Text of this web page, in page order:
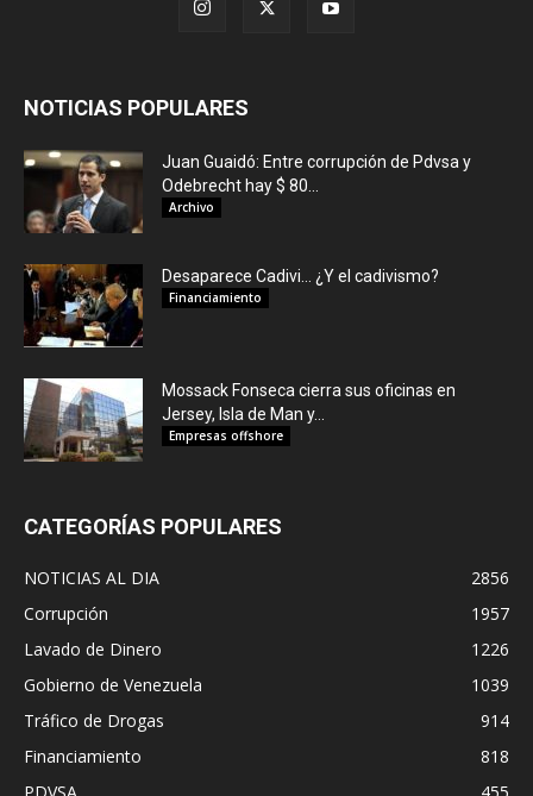
NOTICIAS POPULARES
Juan Guaidó: Entre corrupción de Pdvsa y
Odebrecht hay $ 80...
Archivo
Desaparece Cadivi… ¿Y el cadivismo?
Financiamiento
Mossack Fonseca cierra sus oficinas en
Jersey, Isla de Man y...
Empresas offshore
CATEGORÍAS POPULARES
NOTICIAS AL DIA
2856
Corrupción
1957
Lavado de Dinero
1226
Gobierno de Venezuela
1039
Tráfico de Drogas
914
Financiamiento
818
PDVSA
455